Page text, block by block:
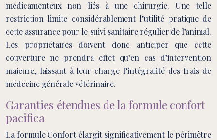
médicamenteux non liés à une chirurgie. Une telle
restriction limite considérablement l’utilité pratique de
cette assurance pour le suivi sanitaire régulier de l’animal.
Les propriétaires doivent donc anticiper que cette
couverture ne prendra effet qu’en cas d’intervention
majeure, laissant à leur charge l’intégralité des frais de
médecine générale vétérinaire.
Garanties étendues de la formule confort
pacifica
La formule Confort élargit significativement le périmètre